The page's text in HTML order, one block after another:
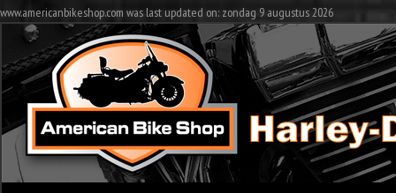
www.americanbikeshop.com was last updated on: zondag 9 augustus 2026